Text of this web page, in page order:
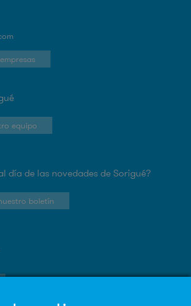
equipo
día de las novedades de Sorigué?
boletín